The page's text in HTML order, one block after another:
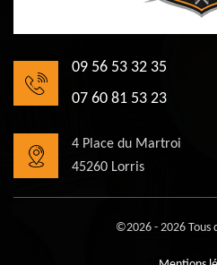
09 56 53 32 35
07 60 81 53 23
4 Place du Martroi
45260 Lorris
©2026 - 2026 Tous